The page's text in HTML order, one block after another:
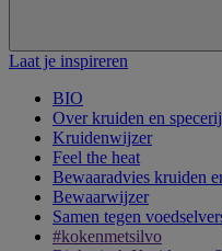
Laat je inspireren
BIO
Over kruiden en
Kruidenwijzer
Feel the heat
Bewaaradvies kruiden
Bewaarwijzer
Samen tegen
#kokenmetsilvo